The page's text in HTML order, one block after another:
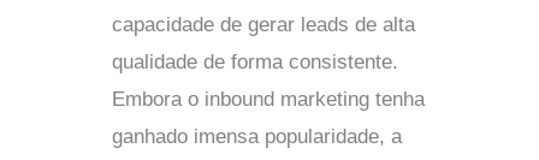
capacidade de gerar leads de alta
qualidade de forma consistente.
Embora o inbound marketing tenha
ganhado imensa popularidade, a